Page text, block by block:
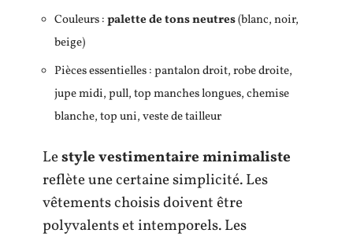
Couleurs :palette de tons neutres(blanc, noir,
beige)
Pièces essentielles : pantalon droit, robe droite,
jupe midi, pull, top manches longues, chemise
blanche, top uni, veste de tailleur
Lestyle vestimentaire minimaliste
reflète une certaine simplicité. Les
vêtements choisis doivent être
polyvalents et intemporels. Les